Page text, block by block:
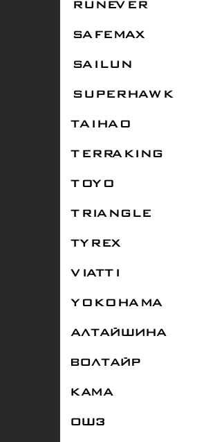
RUNEVER
SAFEMAX
SAILUN
SUPERHAWK
TAIHAO
TERRAKING
TOYO
TRIANGLE
TYREX
VIATTI
YOKOHAMA
АЛТАЙШИНА
ВОЛТАЙР
КАМА
ОШЗ